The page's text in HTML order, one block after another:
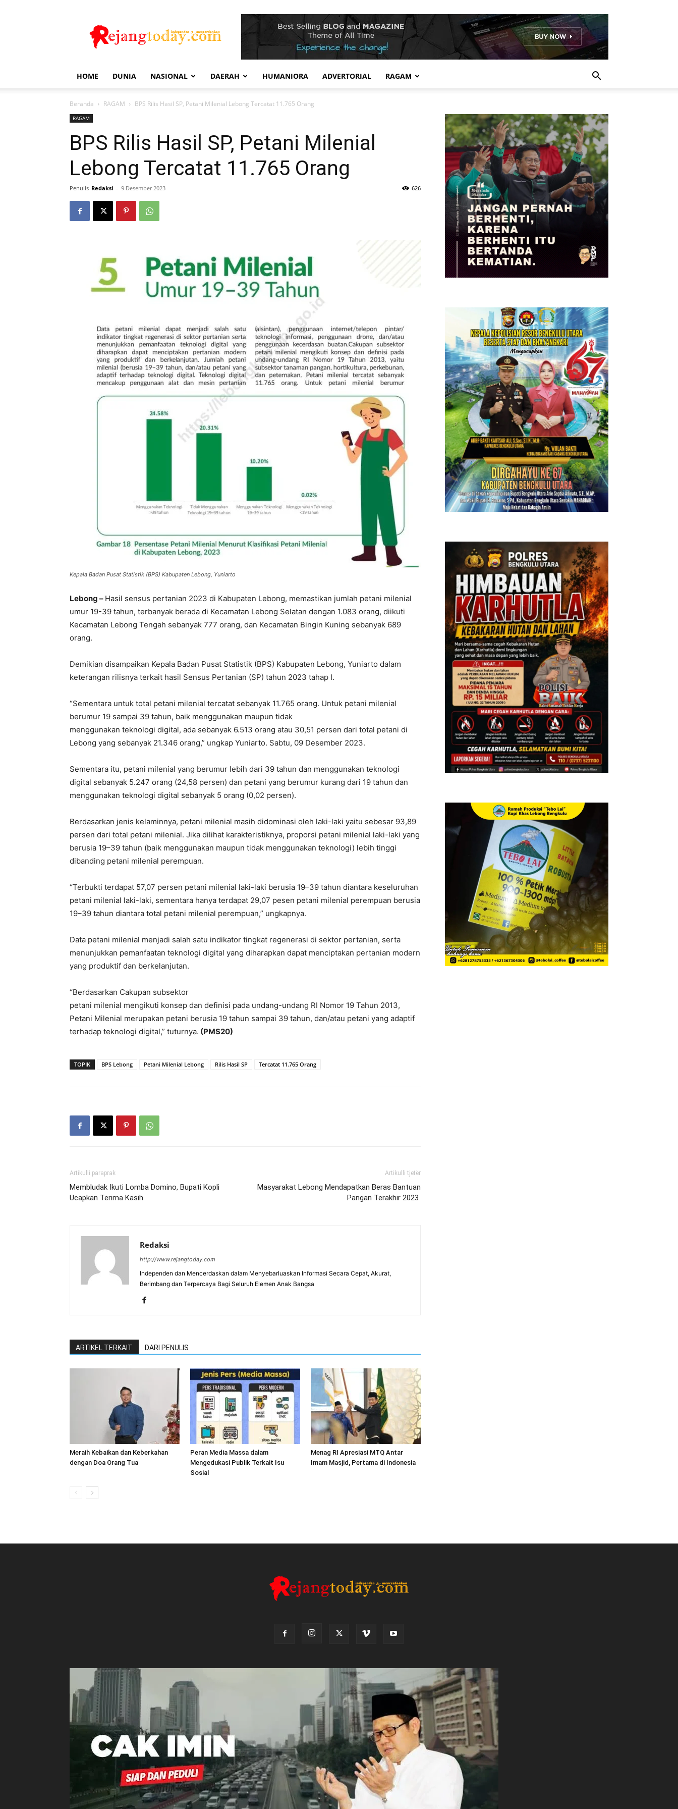
Today
HOME DUNIA NASIONAL DAERAH HUMANIORA ADVERTORIAL RAGAM
Beranda RAGAM BPS Rilis Hasil SP, Petani Milenial Lebong Tercatat 11.765 Orang
RAGAM
BPS Rilis Hasil SP, Petani Milenial
Lebong Tercatat 11.765 Orang
Penulis Redaksi - 9 Desember 2023 626
Kepala Badan Pusat Statistik (BPS) Kabupaten Lebong, Yuniarto
Lebong – Hasil sensus pertanian 2023 di Kabupaten Lebong, memastikan jumlah petani milenial
umur 19-39 tahun, terbanyak berada di Kecamatan Lebong Selatan dengan 1.083 orang, diikuti
Kecamatan Lebong Tengah sebanyak 777 orang, dan Kecamatan Bingin Kuning sebanyak 689
orang.
Demikian disampaikan Kepala Badan Pusat Statistik (BPS) Kabupaten Lebong, Yuniarto dalam
keterangan rilisnya terkait hasil Sensus Pertanian (SP) tahun 2023 tahap I.
“Sementara untuk total petani milenial tercatat sebanyak 11.765 orang. Untuk petani milenial
berumur 19 sampai 39 tahun, baik menggunakan maupun tidak
menggunakan teknologi digital, ada sebanyak 6.513 orang atau 30,51 persen dari total petani di
Lebong yang sebanyak 21.346 orang,” ungkap Yuniarto. Sabtu, 09 Desember 2023.
Sementara itu, petani milenial yang berumur lebih dari 39 tahun dan menggunakan teknologi
digital sebanyak 5.247 orang (24,58 persen) dan petani yang berumur kurang dari 19 tahun dan
menggunakan teknologi digital sebanyak 5 orang (0,02 persen).
Berdasarkan jenis kelaminnya, petani milenial masih didominasi oleh laki-laki yaitu sebesar 93,89
persen dari total petani milenial. Jika dilihat karakteristiknya, proporsi petani milenial laki-laki yang
berusia 19–39 tahun (baik menggunakan maupun tidak menggunakan teknologi) lebih tinggi
dibanding petani milenial perempuan.
“Terbukti terdapat 57,07 persen petani milenial laki-laki berusia 19–39 tahun diantara keseluruhan
petani milenial laki-laki, sementara hanya terdapat 29,07 pesen petani milenial perempuan berusia
19–39 tahun diantara total petani milenial perempuan,” ungkapnya.
Data petani milenial menjadi salah satu indikator tingkat regenerasi di sektor pertanian, serta
menunjukkan pemanfaatan teknologi digital yang diharapkan dapat menciptakan pertanian modern
yang produktif dan berkelanjutan.
“Berdasarkan Cakupan subsektor
petani milenial mengikuti konsep dan definisi pada undang-undang RI Nomor 19 Tahun 2013,
Petani Milenial merupakan petani berusia 19 tahun sampai 39 tahun, dan/atau petani yang adaptif
terhadap teknologi digital,” tuturnya. (PMS20)
TOPIK BPS Lebong Petani Milenial Lebong Rilis Hasil SP Tercatat 11.765 Orang
Artikulli paraprak
Membludak Ikuti Lomba Domino, Bupati Kopli
Ucapkan Terima Kasih
Artikulli tjetër
Masyarakat Lebong Mendapatkan Beras Bantuan
Pangan Terakhir 2023
Redaksi
http://www.rejangtoday.com
Independen dan Mencerdaskan dalam Menyebarluaskan Informasi Secara Cepat, Akurat,
Berimbang dan Terpercaya Bagi Seluruh Elemen Anak Bangsa
ARTIKEL TERKAIT DARI PENULIS
Meraih Kebaikan dan Keberkahan
dengan Doa Orang Tua
Peran Media Massa dalam
Mengedukasi Publik Terkait Isu
Sosial
Menag RI Apresiasi MTQ Antar
Imam Masjid, Pertama di Indonesia